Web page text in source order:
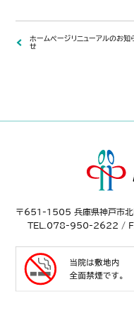
ホームページリニューアルのお知
せ
〒651-1505 兵庫県神戸市
TEL.078-950-2622 /